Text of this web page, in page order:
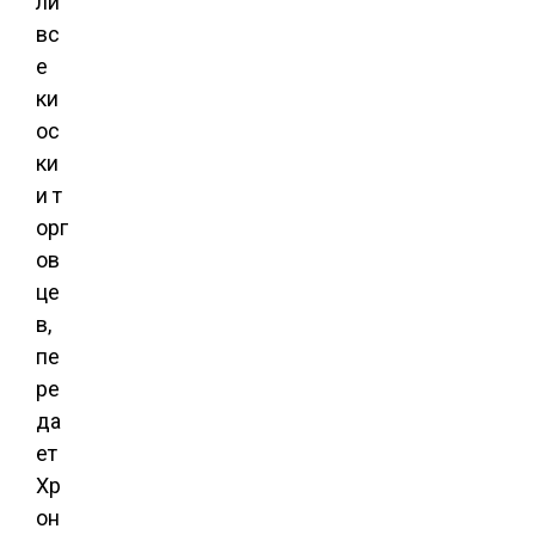
вс
е
ки
ос
ки
и т
орг
ов
це
в,
пе
ре
да
ет
Хр
он